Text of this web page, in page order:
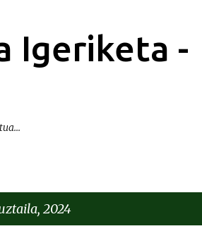
Igeriketa -
2024